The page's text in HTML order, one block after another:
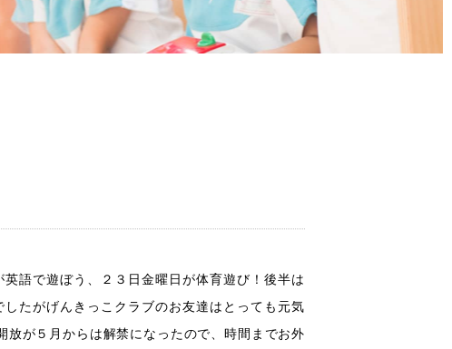
語で遊ぼう、２３日金曜日が体育遊び！後半は
たがげんきっこクラブのお友達はとっても元気
が５月からは解禁になったので、時間までお外